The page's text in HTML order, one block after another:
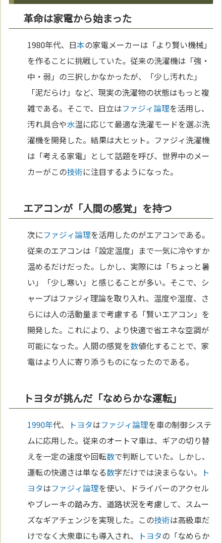
革命は家電から始まった
1980年代、日本の家電メーカーは「より賢い機械」
を作ることに挑戦していた。従来の洗濯機は「強・
中・弱」の三択しかなかったが、「少し汚れた」
「泥だらけ」など、現実の洗濯物の状態はもっと複
雑である。そこで、日立はファジィ論理を活用し、
汚れ具合や水温に応じて最適な洗濯モードを選ぶ洗
濯機を開発した。結果は大ヒット。ファジィ洗濯機
は「考える家電」として話題を呼び、世界中のメー
カーがこの技術に注目するようになった。
エアコンが「人間の感覚」を持つ
次にファジィ論理を活用したのがエアコンである。
従来のエアコンは「設定温度」まで一気に冷やすか
温めるだけだった。しかし、実際には「ちょっと暑
い」「少し寒い」と感じることが多い。そこで、シ
ャープはファジィ理論を取り入れ、温度や湿度、さ
らには人の活動量まで考慮する「賢いエアコン」を
開発した。これにより、より快適で省エネな空調が
可能になった。人間の感覚を数値化することで、家
電はより人に寄り添うものになったのである。
トヨタが挑んだ「なめらかな運転」
1990年代、 トヨタはファジィ論理を車の制御システ
ムに応用した。従来のオートマ車は、ギアの切り替
えを一定の速度や回転数で判断していた。しかし、
運転の快適さは単なる数字だけでは決まらない。
ト
ヨタはファジィ論理を使い、ドライバーのアクセル
やブレーキの踏み方、道路状況を考慮して、スムー
ズなギアチェンジを実現した。この技術は高級車だ
けでなく大衆車にも導入され、
トヨタの「なめらか